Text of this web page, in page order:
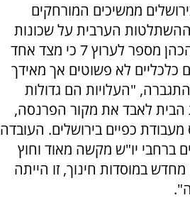
ממשיכים המורחקים
הערבית על שכונות
יהודיות בבירה. עקיבא הכהן מספר לערוץ 7 כי מצד אחד
כלכליים לא פשוטים אך מאידך
"העלויות הם גדולות
הבית לאבד את מקור הפרנסה,
כפיים בירושלים. העובדה
ברחבי יו"ש מקשה מאוד וחוץ
במוסדות חינוך, זו הייתה